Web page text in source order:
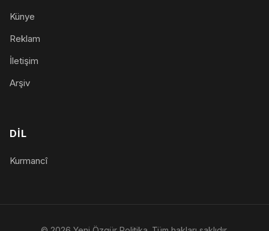
Künye
Reklam
İletişim
Arşiv
DIL
Kurmancî